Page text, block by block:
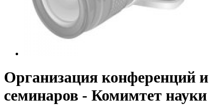
Организация конференций и
семинаров - Комимтет науки